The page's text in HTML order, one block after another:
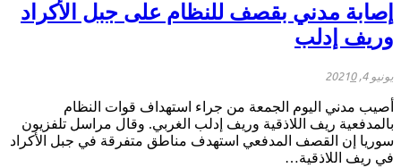
إصابة مدني بقصف للنظام على جبل الأكراد
وريف إدلب
يونيو 4, 2021 0
أصيب مدني اليوم الجمعة من جراء استهداف قوات النظام
بالمدفعية ريف اللاذقية وريف إدلب الغربي. وقال مراسل تلفزيون
سوريا إن القصف المدفعي استهدف مناطق متفرقة في جبل الأكراد
في ريف اللاذقية…